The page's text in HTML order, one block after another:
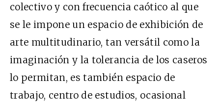
colectivo y con frecuencia caótico al que
se le impone un espacio de exhibición de
arte multitudinario, tan versátil como la
imaginación y la tolerancia de los caseros
lo permitan, es también espacio de
trabajo, centro de estudios, ocasional